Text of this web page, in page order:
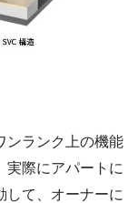
ンランク上の機能
実際にアパートに
して、オーナーに